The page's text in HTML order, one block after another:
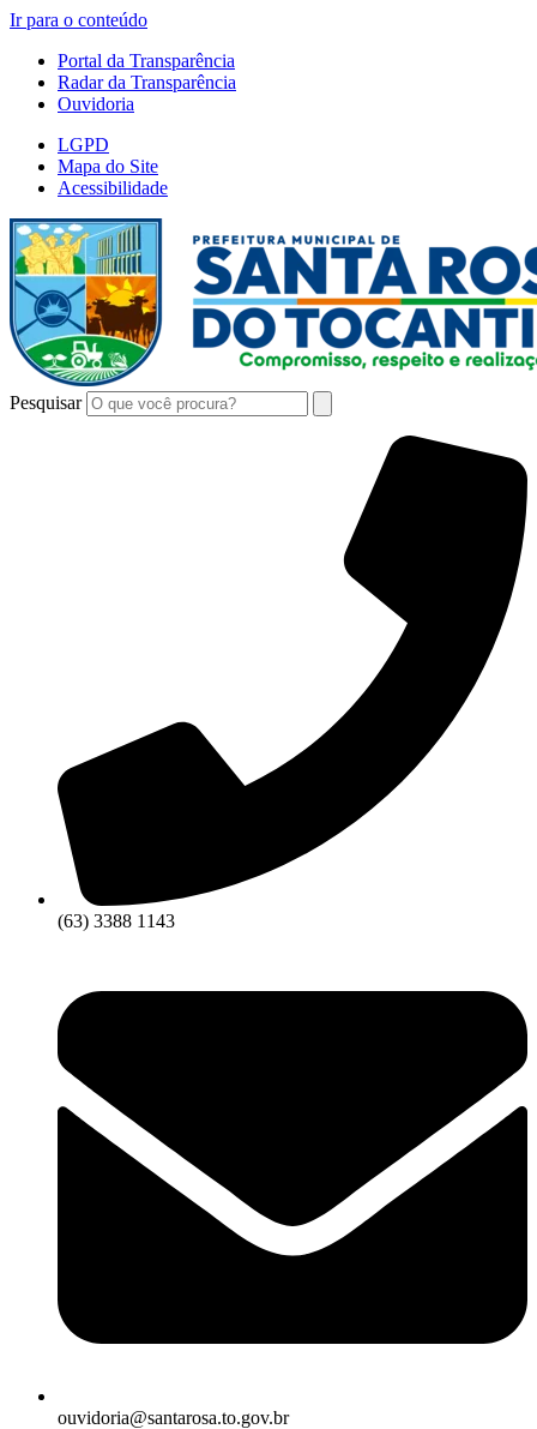
Ir para o conteúdo
Portal da Transparência
Radar da Transparência
Ouvidoria
LGPD
Mapa do Site
Acessibilidade
Pesquisar
(63) 3388 1143
ouvidoria@santarosa.to.gov.br